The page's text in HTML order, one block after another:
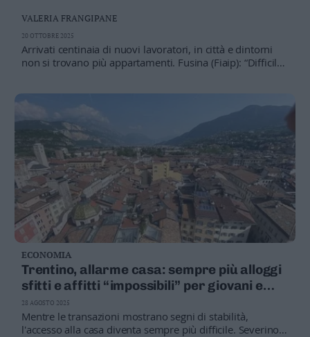
Arrivati centinaia di nuovi lavoratori, in città e dintorni
non si trovano più appartamenti. Fusina (Fiaip): “Difficile
VALERIA FRANGIPANE
20 OTTOBRE 2025
ECONOMIA
Trentino, allarme casa: sempre più alloggi
sfitti e affitti “impossibili” per giovani e
famiglie
Mentre le transazioni mostrano segni di stabilità,
l'accesso alla casa diventa sempre più difficile. Severino
28 AGOSTO 2025